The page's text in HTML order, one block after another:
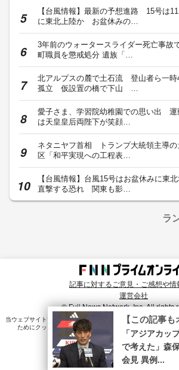
【台風情報】最新の予想進路 15号は
に東北上陸か お盆休みの…
3年前のウォータースライダー死亡事故
町職員を懲戒処分 遺族「…
北アルプスの麓で土石流 登山者ら一時
孤立 仮設置の橋で下山 …
愛子さま、学習院幼稚園での思い出 運
は天皇皇后両陛下が笑顔…
ネタニヤフ首相 トランプ大統領主導の
区「和平実現への工程表…
【台風情報】台風15号はお盆休みに東
直撃する恐れ 関東も影…
ラ
記事に対するご意見・ご感想や情
運営会社
© Fuji News Network, Inc. All rights
当ウェブサイトでは、ユーザのニーズ・興味・関⼼に合致したコ
ためにクッキーを使⽤しています。詳細は、
プライバシーポ
【この記事も
「アジアカッ
で考えた」森
会見 異例...